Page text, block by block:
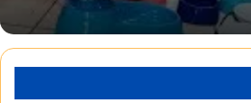
تنتهي بنجاح نديم في الدفاع
بأداء نديم، ويدرك أن نديم